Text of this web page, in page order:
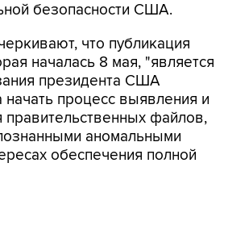
что публикация
президента США
процесс выявления и
файлов,
аномальными
обеспечения полной